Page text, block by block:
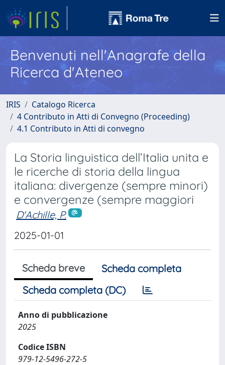
Benvenuti nell'Anagrafe della
Ricerca d'Ateneo
IRIS
Catalogo Ricerca
4 Contributo in Atti di Convegno (Proceeding)
4.1 Contributo in Atti di convegno
La Storia linguistica dell’Italia unita e
le ricerche di storia della lingua
italiana: divergenze (sempre minori)
e convergenze (sempre maggiori
D'Achille, P.
2025-01-01
Scheda breve
Scheda completa
Scheda completa (DC)
Anno di pubblicazione
2025
Codice ISBN
979-12-5496-272-5